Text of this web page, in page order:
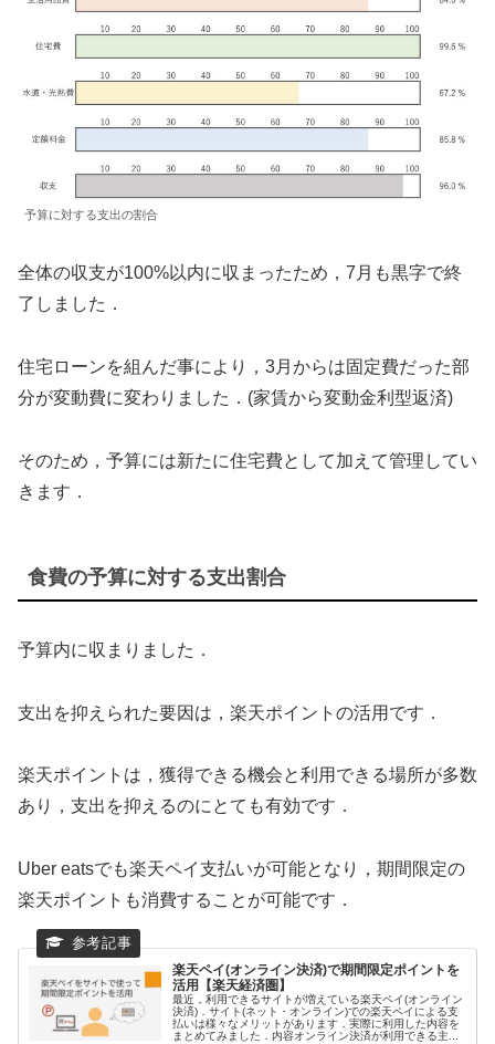
予算に対する支出の割合
全体の収支が100%以内に収まったため，7月も黒字で終
了しました．
住宅ローンを組んだ事により，3月からは固定費だった部
分が変動費に変わりました．(家賃から変動金利型返済)
そのため，予算には新たに住宅費として加えて管理してい
きます．
食費の予算に対する支出割合
予算内に収まりました．
支出を抑えられた要因は，楽天ポイントの活用です．
楽天ポイントは，獲得できる機会と利用できる場所が多数
あり，支出を抑えるのにとても有効です．
Uber eatsでも楽天ペイ支払いが可能となり，期間限定の
楽天ポイントも消費することが可能です．
楽天ペイ(オンライン決済)で期間限定ポイントを
活用【楽天経済圏】
最近，利用できるサイトが増えている楽天ペイ(オンライン
決済)．サイト(ネット・オンライン)での楽天ペイによる支
払いは様々なメリットがあります．実際に利用した内容を
まとめてみました．内容オンライン決済が利用できる主...